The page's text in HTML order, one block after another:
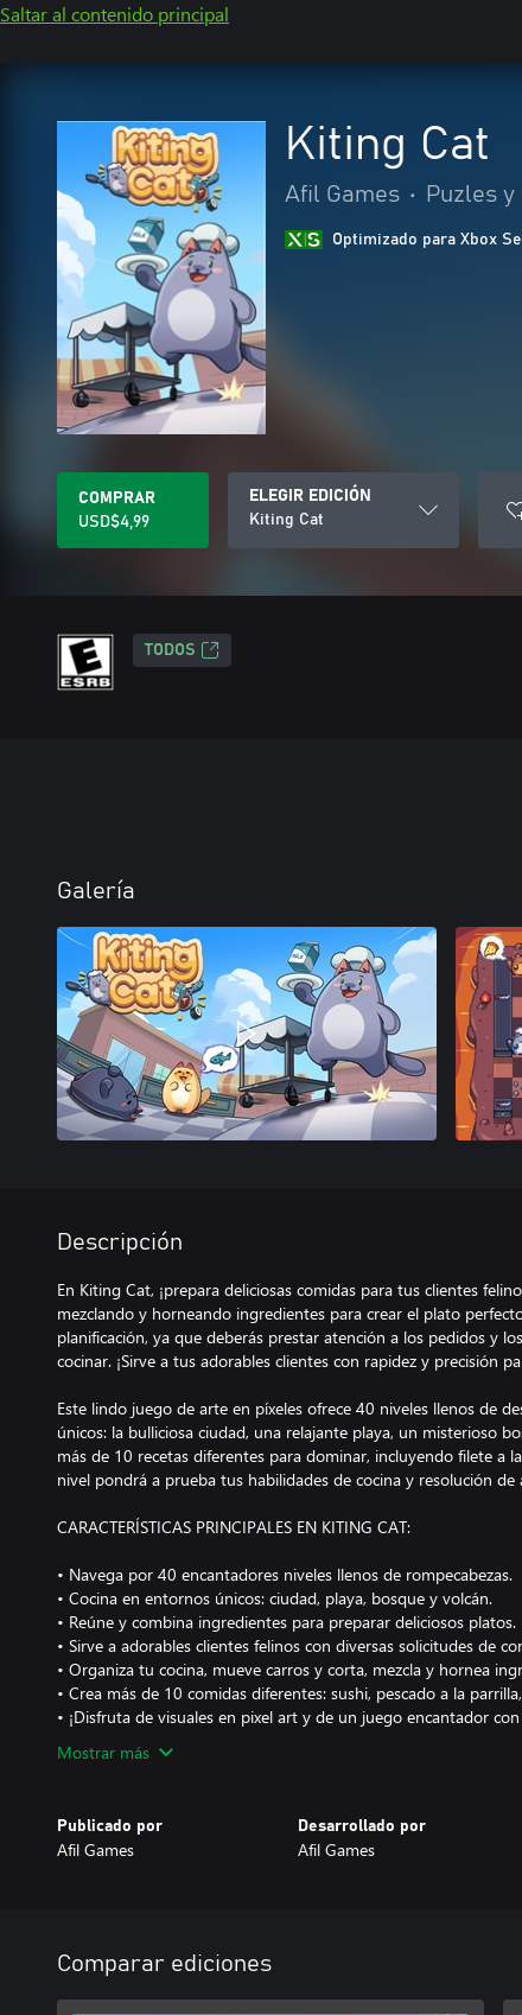
Saltar al contenido principal
Kiting Cat
Afil Games • Puzles
Optimizado para Xbox
COMPRAR
USD$4,99
ELEGIR EDICIÓN
Kiting Cat
TODOS
Galería
Descripción
En Kiting Cat, ¡prepara deliciosas comidas para tus clientes
mezclando y horneando ingredientes para crear el plato
planificación, ya que deberás prestar atención a los pedidos y
cocinar. ¡Sirve a tus adorables clientes con rapidez y precisión
Este lindo juego de arte en píxeles ofrece 40 niveles llenos de
únicos: la bulliciosa ciudad, una relajante playa, un misterioso
más de 10 recetas diferentes para dominar, incluyendo filete a
nivel pondrá a prueba tus habilidades de cocina y resolución de
CARACTERÍSTICAS PRINCIPALES EN KITING CAT:
• Navega por 40 encantadores niveles llenos de rompecabezas.
• Cocina en entornos únicos: ciudad, playa, bosque y volcán.
• Reúne y combina ingredientes para preparar deliciosos platos.
• Sirve a adorables clientes felinos con diversas solicitudes de
• Organiza tu cocina, mueve carros y corta, mezcla y hornea
• Crea más de 10 comidas diferentes: sushi, pescado a la
• ¡Disfruta de visuales en pixel art y de un juego encantador
Mostrar más
Publicado por
Afil Games
Desarrollado por
Afil Games
Comparar ediciones